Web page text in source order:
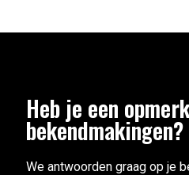
Heb je een
bekendmakingen?
We antwoorden graag op je